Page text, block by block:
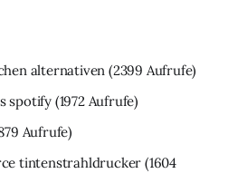
alternativen (2399 Aufrufe)
spotify (1972 Aufrufe)
Aufrufe)
tintenstrahldrucker (1604